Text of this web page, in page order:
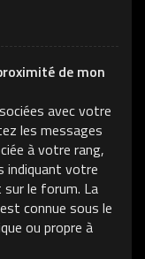
de mon
avec votre
les messages
à votre rang,
indiquant votre
le forum. La
connue sous le
ou propre à